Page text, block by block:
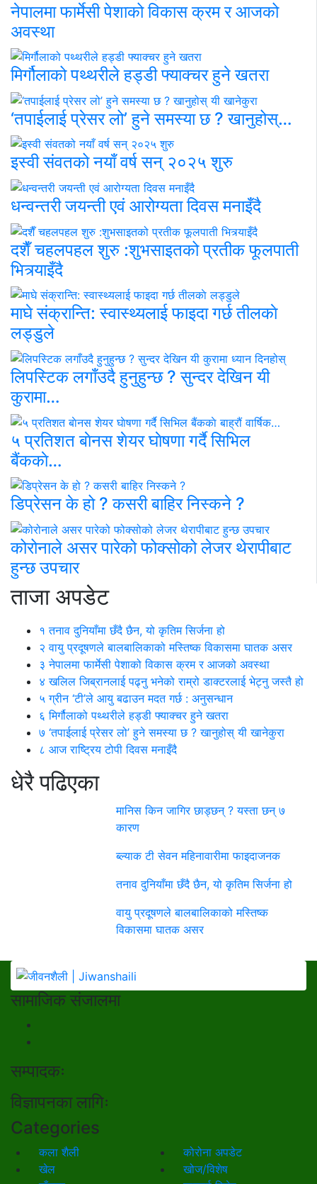
नेपालमा फार्मेसी पेशाको विकास क्रम र आजको
अवस्था
मिर्गौलाको पथ्थरीले हड्डी फ्याक्चर हुने खतरा
‘तपाईलाई प्रेसर लो’ हुने समस्या छ ? खानुहोस्…
इस्वी संवतको नयाँ वर्ष सन् २०२५ शुरु
धन्वन्तरी जयन्ती एवं आरोग्यता दिवस मनाइँदै
दशैँ चहलपहल शुरु :शुभसाइतको प्रतीक फूलपाती
भित्र्याइँदै
माघे संक्रान्ति: स्वास्थ्यलाई फाइदा गर्छ तीलकाे
लड्डुले
लिपस्टिक लगाँउदै हुनुहुन्छ ? सुन्दर देखिन यी
कुरामा…
५ प्रतिशत बाेनस शेयर घाेषणा गर्दै सिभिल
बैंककाे…
डिप्रेसन के हो ? कसरी बाहिर निस्कने ?
कोरोनाले असर पारेको फोक्सोको लेजर थेरापीबाट
हुन्छ उपचार
ताजा अपडेट
१ तनाव दुनियाँमा छँदै छैन, यो कृतिम सिर्जना हो
२ वायु प्रदूषणले बालबालिकाको मस्तिष्क विकासमा घातक असर
३ नेपालमा फार्मेसी पेशाको विकास क्रम र आजको अवस्था
४ खलिल जिब्रानलाई पढ्नु भनेको राम्रो डाक्टरलाई भेट्नु जस्तै हो
५ ग्रीन ‘टी’ले आयु बढाउन मदत गर्छ : अनुसन्धान
६ मिर्गौलाको पथ्थरीले हड्डी फ्याक्चर हुने खतरा
७ ‘तपाईलाई प्रेसर लो’ हुने समस्या छ ? खानुहोस् यी खानेकुरा
८ आज राष्ट्रिय टोपी दिवस मनाइँदै
धेरै पढिएका
मानिस किन जागिर छाड्छन् ? यस्ता छन् ७
कारण
ब्ल्याक टी सेवन महिनावारीमा फाइदाजनक
तनाव दुनियाँमा छँदै छैन, यो कृतिम सिर्जना हो
वायु प्रदूषणले बालबालिकाको मस्तिष्क
विकासमा घातक असर
सामाजिक संजालमा
सम्पादकः
विज्ञापनका लागिः
Categories
कला शैली
कोरोना अपडेट
खेल
खोज/विशेष